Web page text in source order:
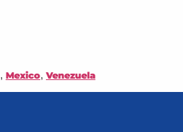
, Mexico, Venezuela